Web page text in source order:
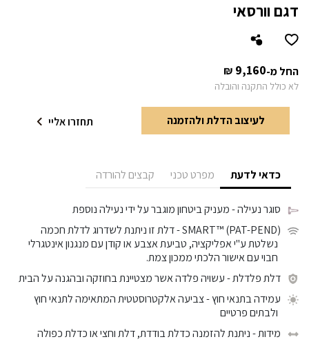
דגם וורסאי
החל מ- ₪ 9,160
לא כולל התקנה והובלה
לעיצוב הדלת ולהזמנה תחזרו אליי
כדאי לדעת מפרט טכני קבצים להורדה
סוגר נעילה- מעניק ביטחון מוגבר על ידי נעילה נוספת
SMART™ (PAT-PEND)- דלת זו ניתנת לשדרוג לדלת חכמה
נשלטת ע"י אפליקציה, טביעת אצבע או קודן עם מנגנון אינטגרלי
חבוי עם אישור הלכתי ממכון צמת.
דלת פלדלת- עשויה פלדה אשר מצטיינת בחוזקה ובהגנה על הבית
עמידה בתנאי חוץ- צביעה אלקטרוסטטית המתאימה לתנאי חוץ
ולבתים פרטיים
מידות- ניתנת להזמנה כדלת בודדת, דלת וחצי או כדלת כפולה